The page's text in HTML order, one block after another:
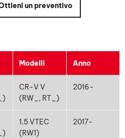
un preventivo
Modelli Anno
CR-V V
(RW_, RT_)
2016-
1.5 VTEC
(RW1)
2017-